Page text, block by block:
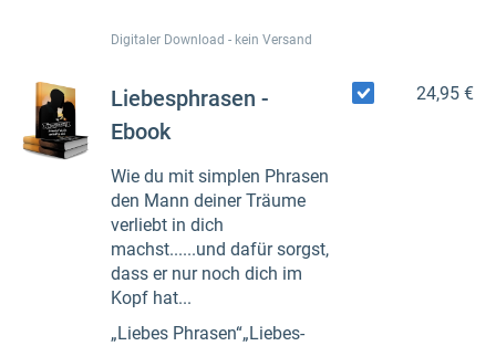
Digitaler Download - kein Versand
Liebesphrasen -
Ebook
Wie du mit simplen Phrasen
den Mann deiner Träume
verliebt in dich
machst......und dafür sorgst,
dass er nur noch dich im
Kopf hat...
„Liebes Phrasen“„Liebes-
24,95 €